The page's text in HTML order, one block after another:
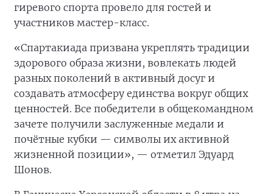
гиревого спорта провело для гостей и
участников мастер-класс.
«Спартакиада призвана укреплять традиции
здорового образа жизни, вовлекать людей
разных поколений в активный досуг и
создавать атмосферу единства вокруг общих
ценностей. Все победители в общекомандном
зачете получили заслуженные медали и
почётные кубки — символы их активной
жизненной позиции», — отметил Эдуард
Шонов.